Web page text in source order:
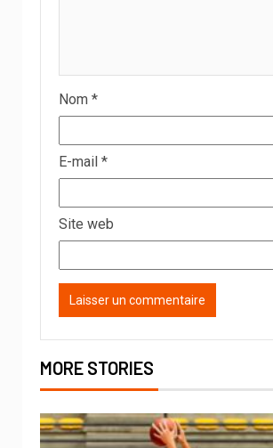
Nom *
E-mail *
Site web
MORE STORIES